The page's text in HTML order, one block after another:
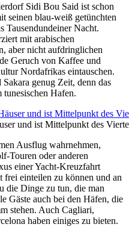
Sidi Bou Said ist schon
seinen blau-weiß getünchten
Tausendundeiner Nacht.
mit arabischen
aber nicht aufdringlichen
Geruch von Kaffee und
Nordafrikas eintauschen.
genug Zeit, denn das
Hafen.
und ist Mittelpunkt des
Ausflug wahrnehmen,
Touren oder anderen
einer Yacht-Kreuzfahrt
frei einteilen zu können und an
die Dinge zu tun, die man
Gäste auch bei den Häfen, die
stehen. Auch Cagliari,
haben einiges zu bieten.